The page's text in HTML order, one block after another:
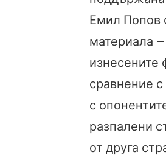
Емил Попов
материала
изнесените
сравнение
с
разпалени
от друга